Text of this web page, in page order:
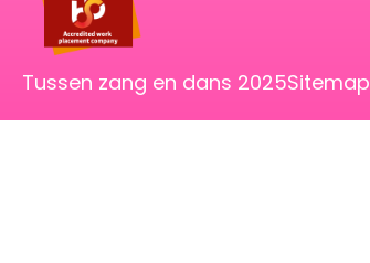
Tussen zang en dans 2025Sitemap